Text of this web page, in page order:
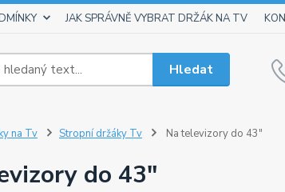
JAK SPRÁVNĚ VYBRAT DRŽÁK NA TV
Hledat
na Tv Stropní držáky Tv Na televizory do 43"
do 43"